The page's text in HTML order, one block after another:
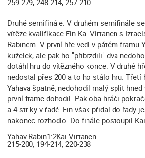
259-279, 248-214, 257-210
Druhé semifinále: V druhém semifinále
vítěze kvalifikace Fin Kai Virtanen s
Rabinem. V první hře vedl v pátém framu
kuželek, ale pak ho "přibrzdili" dva
dotáhl hru do vítězného konce. V druhé
nedostal přes 200 a to ho stálo hru. Třetí
Yahava špatně, nedohodil malý split
první frame dohodil. Pak oba hráči
a 4 striky v řadě. Fin však přidal do řady
nakonec rozhodlo. Do finále postoupil
Yahav Rabin1:2Kai Virtanen
215-200, 194-214, 220-238